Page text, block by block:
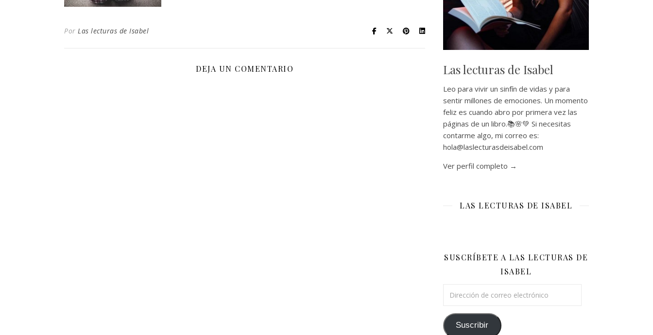
Por Las lecturas de Isabel
DEJA UN COMENTARIO Las lecturas de Isabel
Leo para vivir un sinfín de vidas y para
sentir millones de emociones. Un momento
feliz es cuando abro por primera vez las
páginas de un libro.📚🌸💚 Si necesitas
contarme algo, mi correo es:
hola@laslecturasdeisabel.com
Ver perfil completo →
LAS LECTURAS DE ISABEL
SUSCRÍBETE A LAS LECTURAS DE
ISABEL
Suscribir